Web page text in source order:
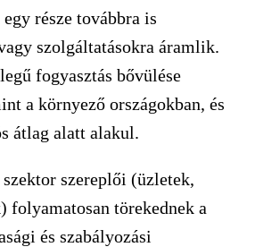
része továbbra is
szolgáltatásokra áramlik.
fogyasztás bővülése
a környező országokban, és
átlag alatt alakul.
szereplői (üzletek,
folyamatosan törekednek a
és szabályozási